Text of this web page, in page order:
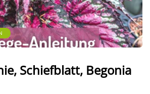
Schiefblatt, Begonia